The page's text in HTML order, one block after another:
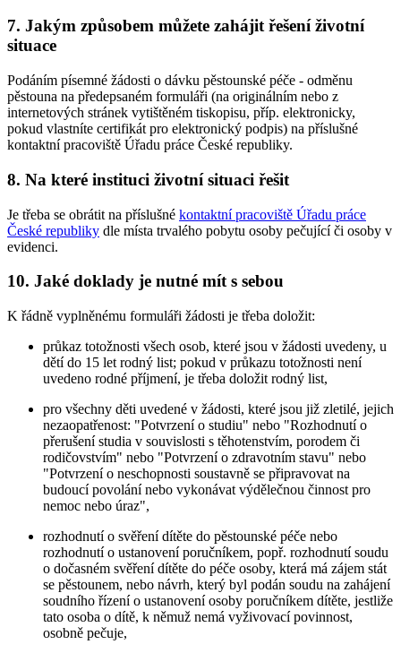
7. Jakým způsobem můžete zahájit řešení životní
situace
Podáním písemné žádosti o dávku pěstounské péče - odměnu
pěstouna na předepsaném formuláři (na originálním nebo z
internetových stránek vytištěném tiskopisu, příp. elektronicky,
pokud vlastníte certifikát pro elektronický podpis) na příslušné
kontaktní pracoviště Úřadu práce České republiky.
8. Na které instituci životní situaci řešit
Je třeba se obrátit na příslušné kontaktní pracoviště Úřadu práce
České republiky dle místa trvalého pobytu osoby pečující či osoby v
evidenci.
10. Jaké doklady je nutné mít s sebou
K řádně vyplněnému formuláři žádosti je třeba doložit:
průkaz totožnosti všech osob, které jsou v žádosti uvedeny, u
dětí do 15 let rodný list; pokud v průkazu totožnosti není
uvedeno rodné příjmení, je třeba doložit rodný list,
pro všechny děti uvedené v žádosti, které jsou již zletilé, jejich
nezaopatřenost: "Potvrzení o studiu" nebo "Rozhodnutí o
přerušení studia v souvislosti s těhotenstvím, porodem či
rodičovstvím" nebo "Potvrzení o zdravotním stavu" nebo
"Potvrzení o neschopnosti soustavně se připravovat na
budoucí povolání nebo vykonávat výdělečnou činnost pro
nemoc nebo úraz",
rozhodnutí o svěření dítěte do pěstounské péče nebo
rozhodnutí o ustanovení poručníkem, popř. rozhodnutí soudu
o dočasném svěření dítěte do péče osoby, která má zájem stát
se pěstounem, nebo návrh, který byl podán soudu na zahájení
soudního řízení o ustanovení osoby poručníkem dítěte, jestliže
tato osoba o dítě, k němuž nemá vyživovací povinnost,
osobně pečuje,